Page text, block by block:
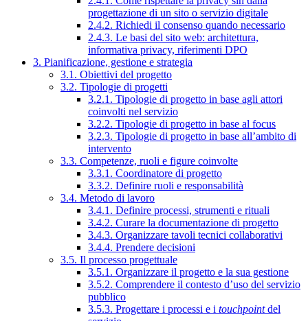
progettazione di un sito o servizio digitale
2.4.2. Richiedi il consenso quando necessario
2.4.3. Le basi del sito web: architettura,
informativa privacy, riferimenti DPO
3. Pianificazione, gestione e strategia
3.1. Obiettivi del progetto
3.2. Tipologie di progetti
3.2.1. Tipologie di progetto in base agli attori
coinvolti nel servizio
3.2.2. Tipologie di progetto in base al focus
3.2.3. Tipologie di progetto in base all’ambito di
intervento
3.3. Competenze, ruoli e figure coinvolte
3.3.1. Coordinatore di progetto
3.3.2. Definire ruoli e responsabilità
3.4. Metodo di lavoro
3.4.1. Definire processi, strumenti e rituali
3.4.2. Curare la documentazione di progetto
3.4.3. Organizzare tavoli tecnici collaborativi
3.4.4. Prendere decisioni
3.5. Il processo progettuale
3.5.1. Organizzare il progetto e la sua gestione
3.5.2. Comprendere il contesto d’uso del servizio
pubblico
3.5.3. Progettare i processi e i touchpointdel